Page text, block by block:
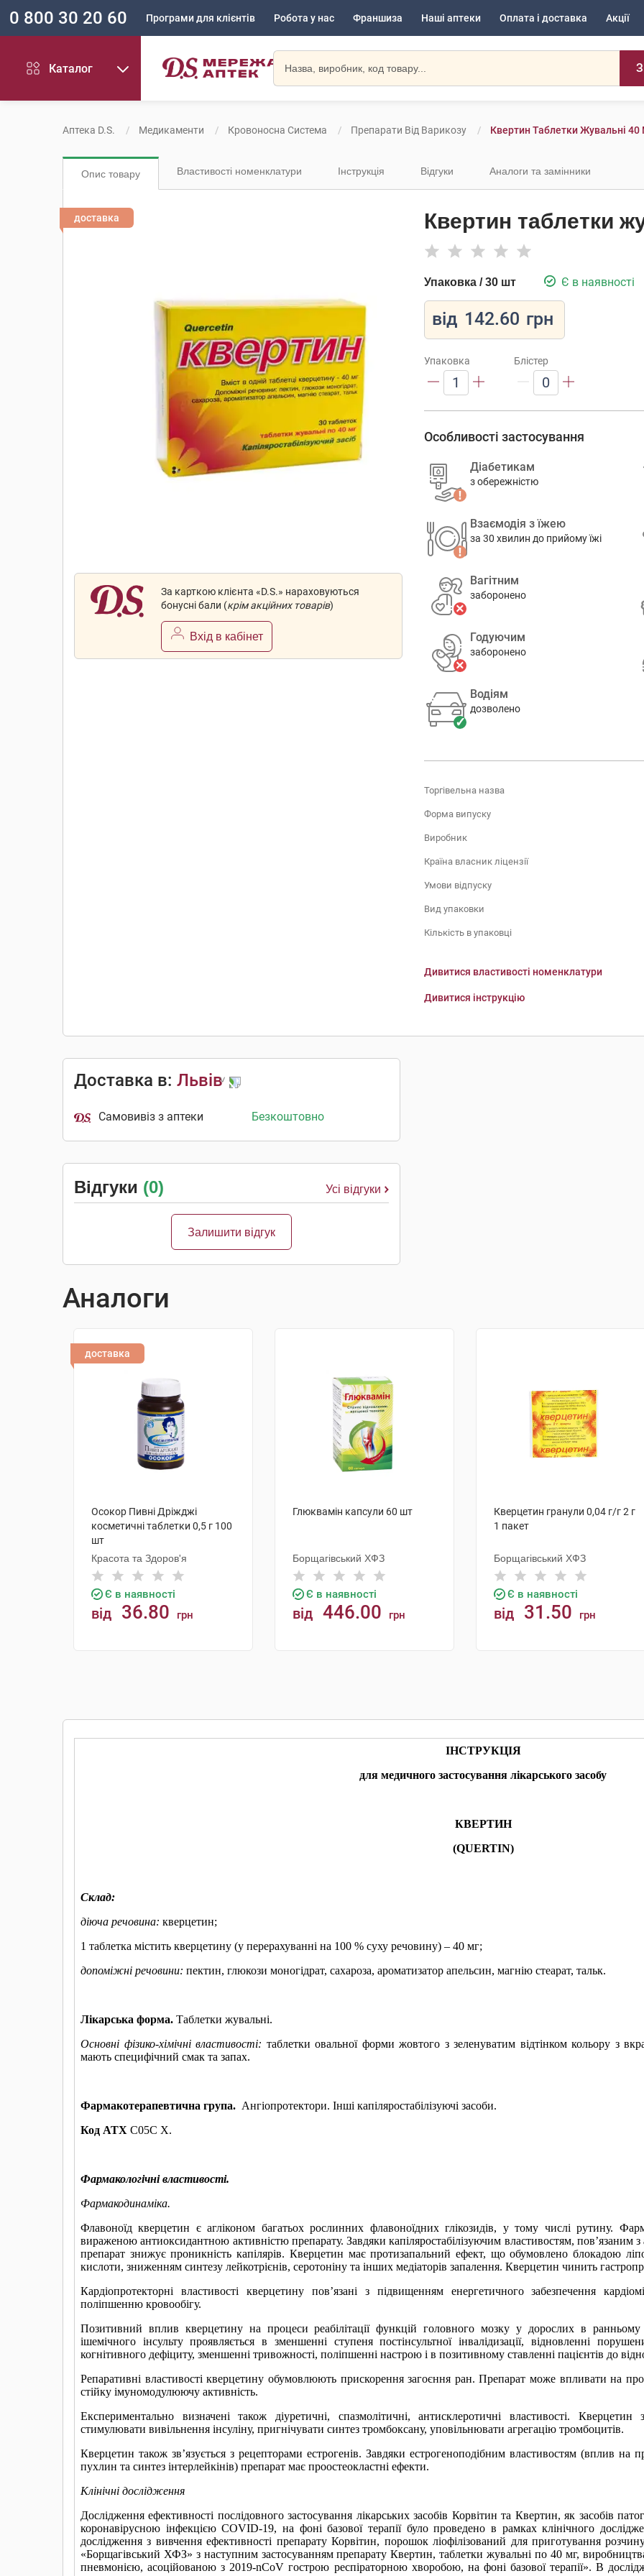
0 800 30 20 60 Програми для клієнтів Робота у нас Франшиза Наші аптеки Оплата і доставка Акції
Каталог
Аптека D.S. Медикаменти Кровоносна Система Препарати Від Варикозу Квертин Таблетки Жувальні
Опис товару Властивості номенклатури Інструкція Відгуки Аналоги та замінники
доставка
За карткою клієнта «D.S.» нараховуються
бонусні бали (крім акційних товарів)
Вхід в кабінет
Квертин таблетки
Упаковка / 30 шт Є в наявності
від 142.60 грн
Упаковка
1
Блістер
0
Особливості застосування
Діабетикам
з обережністю
Взаємодія з їжею
за 30 хвилин до прийому їжі
Вагітним
заборонено
Годуючим
заборонено
Водіям
дозволено
Торгівельна назва
Форма випуску
Виробник
Країна власник ліцензії
Умови відпуску
Вид упаковки
Кількість в упаковці
Дивитися властивості номенклатури
Дивитися інструкцію
Доставка в: Львів
Самовивіз з аптеки Безкоштовно
Відгуки (0) Усі відгуки
Залишити відгук
Аналоги
доставка
Осокор Пивні Дріжджі
косметичні таблетки 0,5 г 100
шт
Красота та Здоров'я
Є в наявності
від 36.80 грн
Глюквамін капсули 60 шт
Борщагівський ХФЗ
Є в наявності
від 446.00 грн
Кверцетин гранули 0,04 г/г 2 г
1 пакет
Борщагівський ХФЗ
Є в наявності
від 31.50 грн